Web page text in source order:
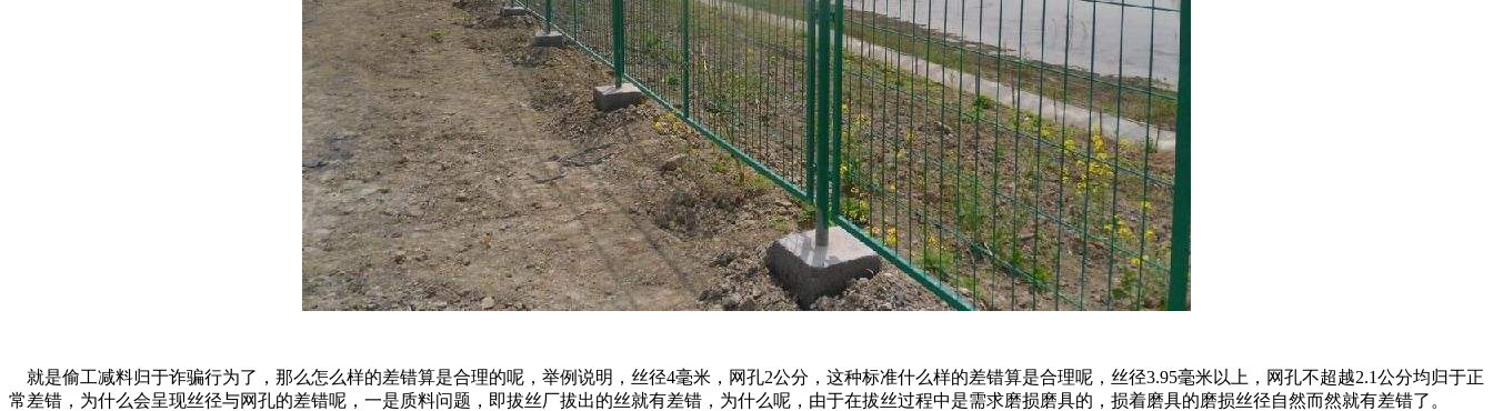
就是偷工减料归于诈骗行为了，那么怎么样的差错算是合理的呢，举例说明，丝径4毫米，网孔2公分，这种标准什么样的差错算是合理呢，丝径3.95毫米以上，网孔不超越2.1公分均归于正
常差错，为什么会呈现丝径与网孔的差错呢，一是质料问题，即拔丝厂拔出的丝就有差错，为什么呢，由于在拔丝过程中是需求磨损磨具的，损着磨具的磨损丝径自然而然就有差错了。